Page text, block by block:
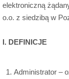
elektroniczną
o.o. z siedzibą w
I. DEFINICJE
Administrator –